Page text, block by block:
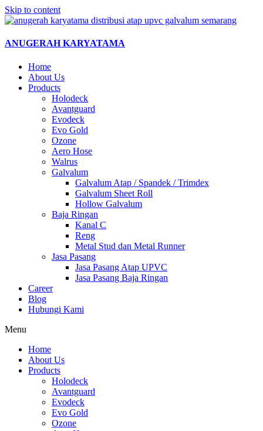
Skip to content
ANUGERAH KARYATAMA
Home
About Us
Products
Holodeck
Avantguard
Evodeck
Evo Gold
Ozone
Aero Hose
Walrus
Galvalum
Galvalum Atap / Spandek / Trimdex
Galvalum Sheet Roll
Hollow Galvalum
Baja Ringan
Kanal C
Reng
Metal Stud dan Metal Runner
Jasa Pasang
Jasa Pasang Atap UPVC
Jasa Pasang Baja Ringan
Career
Blog
Hubungi Kami
Menu
Home
About Us
Products
Holodeck
Avantguard
Evodeck
Evo Gold
Ozone